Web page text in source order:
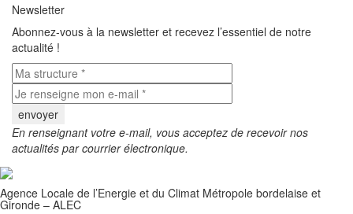
Newsletter
Abonnez-vous à la newsletter et recevez l’essentiel de notre
actualité !
En renseignant votre e-mail, vous acceptez de recevoir nos
actualités par courrier électronique.
Agence Locale de l’Energie et du Climat Métropole bordelaise et
Gironde – ALEC